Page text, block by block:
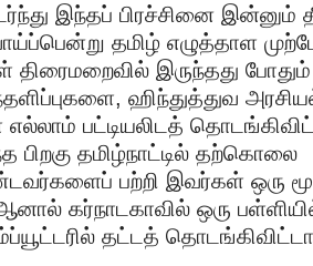
இந்தப் பிரச்சினை இன்னும்
தமிழ் எழுத்தாள
இருந்தது
ஹிந்துத்துவ
பட்டியலிடத்
பிறகு தமிழ்நாட்டில் தற்கொலை
பற்றி இவர்கள் ஒரு
கர்நாடகாவில் ஒரு
தட்டத்